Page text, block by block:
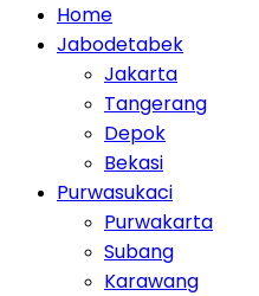
Home
Jabodetabek
Jakarta
Tangerang
Depok
Bekasi
Purwasukaci
Purwakarta
Subang
Karawang